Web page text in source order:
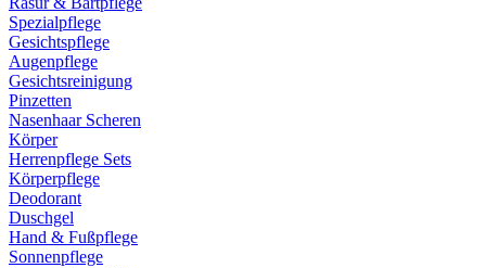
Spezialpflege
Gesichtspflege
Augenpflege
Gesichtsreinigung
Pinzetten
Nasenhaar Scheren
Körper
Herrenpflege Sets
Körperpflege
Deodorant
Duschgel
Hand & Fußpflege
Sonnenpflege